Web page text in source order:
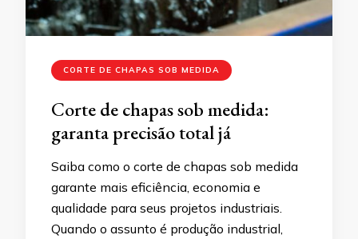
CORTE DE CHAPAS SOB MEDIDA
Corte de chapas sob medida:
garanta precisão total já
Saiba como o corte de chapas sob medida
garante mais eficiência, economia e
qualidade para seus projetos industriais.
Quando o assunto é produção industrial,